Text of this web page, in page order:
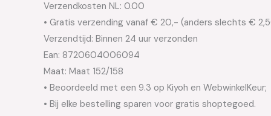
Verzendkosten NL: 0.00
• Gratis verzending vanaf € 20,- (anders slechts €
Verzendtijd: Binnen 24 uur verzonden
Ean: 8720604006094
Maat: Maat 152/158
• Beoordeeld met een 9.3 op Kiyoh en WebwinkelKeur;
• Bij elke bestelling sparen voor gratis shoptegoed.